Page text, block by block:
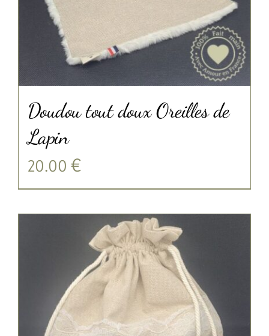
Doudou tout doux Oreilles de
Lapin
20.00 €